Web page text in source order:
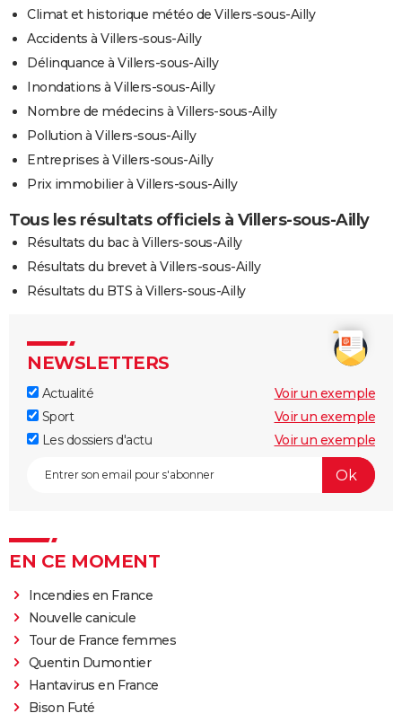
Climat et historique météo de Villers-sous-Ailly
Accidents à Villers-sous-Ailly
Délinquance à Villers-sous-Ailly
Inondations à Villers-sous-Ailly
Nombre de médecins à Villers-sous-Ailly
Pollution à Villers-sous-Ailly
Entreprises à Villers-sous-Ailly
Prix immobilier à Villers-sous-Ailly
Tous les résultats officiels à Villers-sous-Ailly
Résultats du bac à Villers-sous-Ailly
Résultats du brevet à Villers-sous-Ailly
Résultats du BTS à Villers-sous-Ailly
NEWSLETTERS
Actualité
Voir un exemple
Sport
Voir un exemple
Les dossiers d'actu
Voir un exemple
EN CE MOMENT
Incendies en France
Nouvelle canicule
Tour de France femmes
Quentin Dumontier
Hantavirus en France
Bison Futé